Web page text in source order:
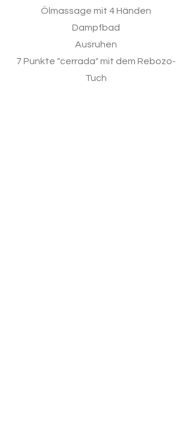
Ölmassage mit 4 Händen
Dampfbad
Ausruhen
7 Punkte "cerrada" mit dem Rebozo-
Tuch